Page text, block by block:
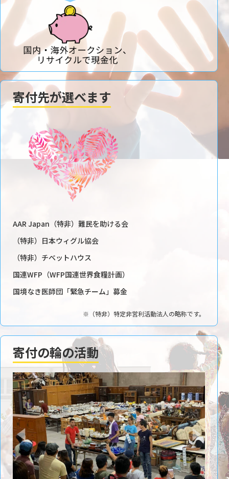
寄付先が選べます
AAR Japan（特非）難民を助ける会
（特非）日本ウィグル協会
（特非）チベットハウス
国連WFP（WFP国連世界食糧計画）
国境なき医師団「緊急チーム」募金
※（特非）特定非営利活動法人の略称です。
寄付の輪の活動